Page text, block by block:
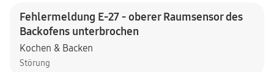
Fehlermeldung E-27 - oberer Raumsensor des
Backofens unterbrochen
Kochen & Backen
Störung